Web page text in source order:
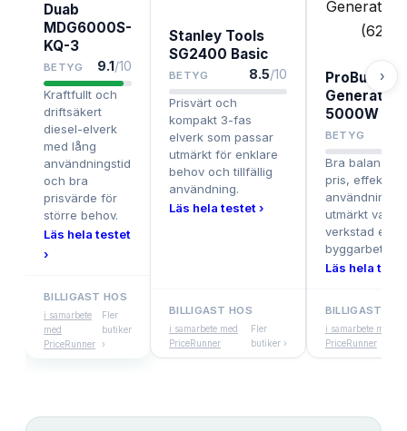
Duab
MDG6000S-
KQ-3
BETYG 9.1/10
Kraftfullt och
driftsäkert
diesel-elverk
med lång
användningstid
och bra
prisvärde för
större behov.
Läs hela testet
›
BILLIGAST HOS
i samarbete
med
PriceRunner
Fler
butiker
›
Stanley Tools
SG2400 Basic
BETYG 8.5/10
Prisvärt och
kompakt 3-fas
elverk som passar
utmärkt för enklare
behov och tillfällig
användning.
Läs hela testet ›
BILLIGAST HOS
i samarbete med
PriceRunner
Fler
butiker ›
ProBuilder
Generator
5000W
BETYG
Bra balans
pris, effekt
utmärkt val för
verkstad eller
Läs hela
BILLIGAST
i samarbete med
PriceRunner
›